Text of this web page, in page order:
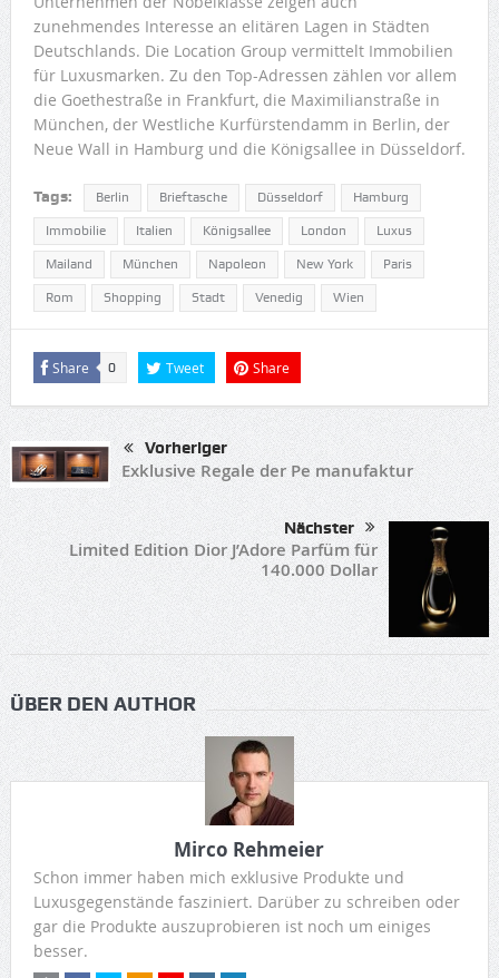
zunehmendes Interesse an elitären Lagen in Städten
Deutschlands. Die Location Group vermittelt Immobilien
für Luxusmarken. Zu den Top-Adressen zählen vor allem
die Goethestraße in Frankfurt, die Maximilianstraße in
München, der Westliche Kurfürstendamm in Berlin, der
Neue Wall in Hamburg und die Königsallee in Düsseldorf.
Tags: Berlin Brieftasche Düsseldorf Hamburg
Immobilie Italien Königsallee London Luxus
Mailand München Napoleon New York Paris
Rom Shopping Stadt Venedig Wien
Share 0 Tweet Share
Vorheriger
Exklusive Regale der Pe manufaktur
Nächster
Limited Edition Dior J’Adore Parfüm für
140.000 Dollar
ÜBER DEN AUTHOR
Mirco Rehmeier
Schon immer haben mich exklusive Produkte und
Luxusgegenstände fasziniert. Darüber zu schreiben oder
gar die Produkte auszuprobieren ist noch um einiges
besser.